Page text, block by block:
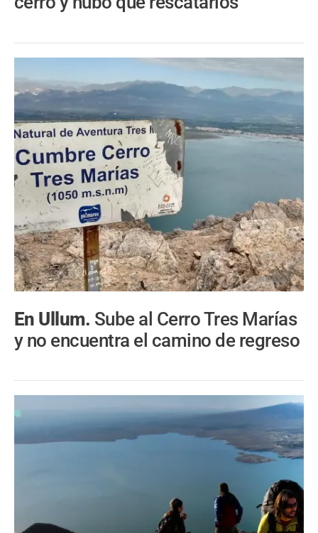
En Ullum. Sube al Cerro Tres Marías
y no encuentra el camino de regreso